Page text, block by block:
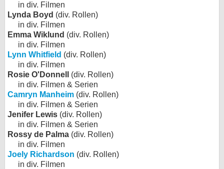
in div. Filmen
Lynda Boyd (div. Rollen)
in div. Filmen
Emma Wiklund (div. Rollen)
in div. Filmen
Lynn Whitfield (div. Rollen)
in div. Filmen
Rosie O'Donnell
(div. Rollen)
in div. Filmen & Serien
Camryn Manheim (div. Rollen)
in div. Filmen & Serien
Jenifer Lewis (div. Rollen)
in div. Filmen & Serien
Rossy de Palma (div. Rollen)
in div. Filmen
Joely Richardson (div. Rollen)
in div. Filmen